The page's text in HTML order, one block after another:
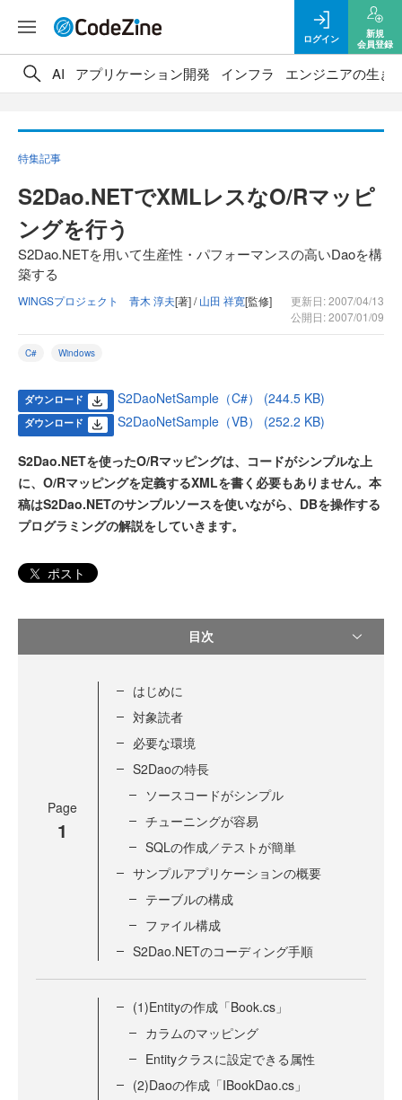
ログイン
新規
会員登録
AI アプリケーション開発 インフラ エンジニアの生き
特集記事
S2Dao.NETでXMLレスなO/Rマッピ
ングを行う
S2Dao.NETを用いて生産性・パフォーマンスの高いDaoを構
築する
WINGSプロジェクト 青木 淳夫[著] /山田 祥寛[監修]
更新日: 2007/04/13
公開日: 2007/01/09
C# Windows
ダウンロード S2DaoNetSample（C#） (244.5 KB)
ダウンロード S2DaoNetSample（VB） (252.2 KB)
S2Dao.NETを使ったO/Rマッピングは、コードがシンプルな上
に、O/Rマッピングを定義するXMLを書く必要もありません。本
稿はS2Dao.NETのサンプルソースを使いながら、DBを操作する
プログラミングの解説をしていきます。
ポスト
目次
Page
1
はじめに
対象読者
必要な環境
S2Daoの特長
ソースコードがシンプル
チューニングが容易
SQLの作成／テストが簡単
サンプルアプリケーションの概要
テーブルの構成
ファイル構成
S2Dao.NETのコーディング手順
(1)Entityの作成「Book.cs」
カラムのマッピング
Entityクラスに設定できる属性
(2)Daoの作成「IBookDao.cs」